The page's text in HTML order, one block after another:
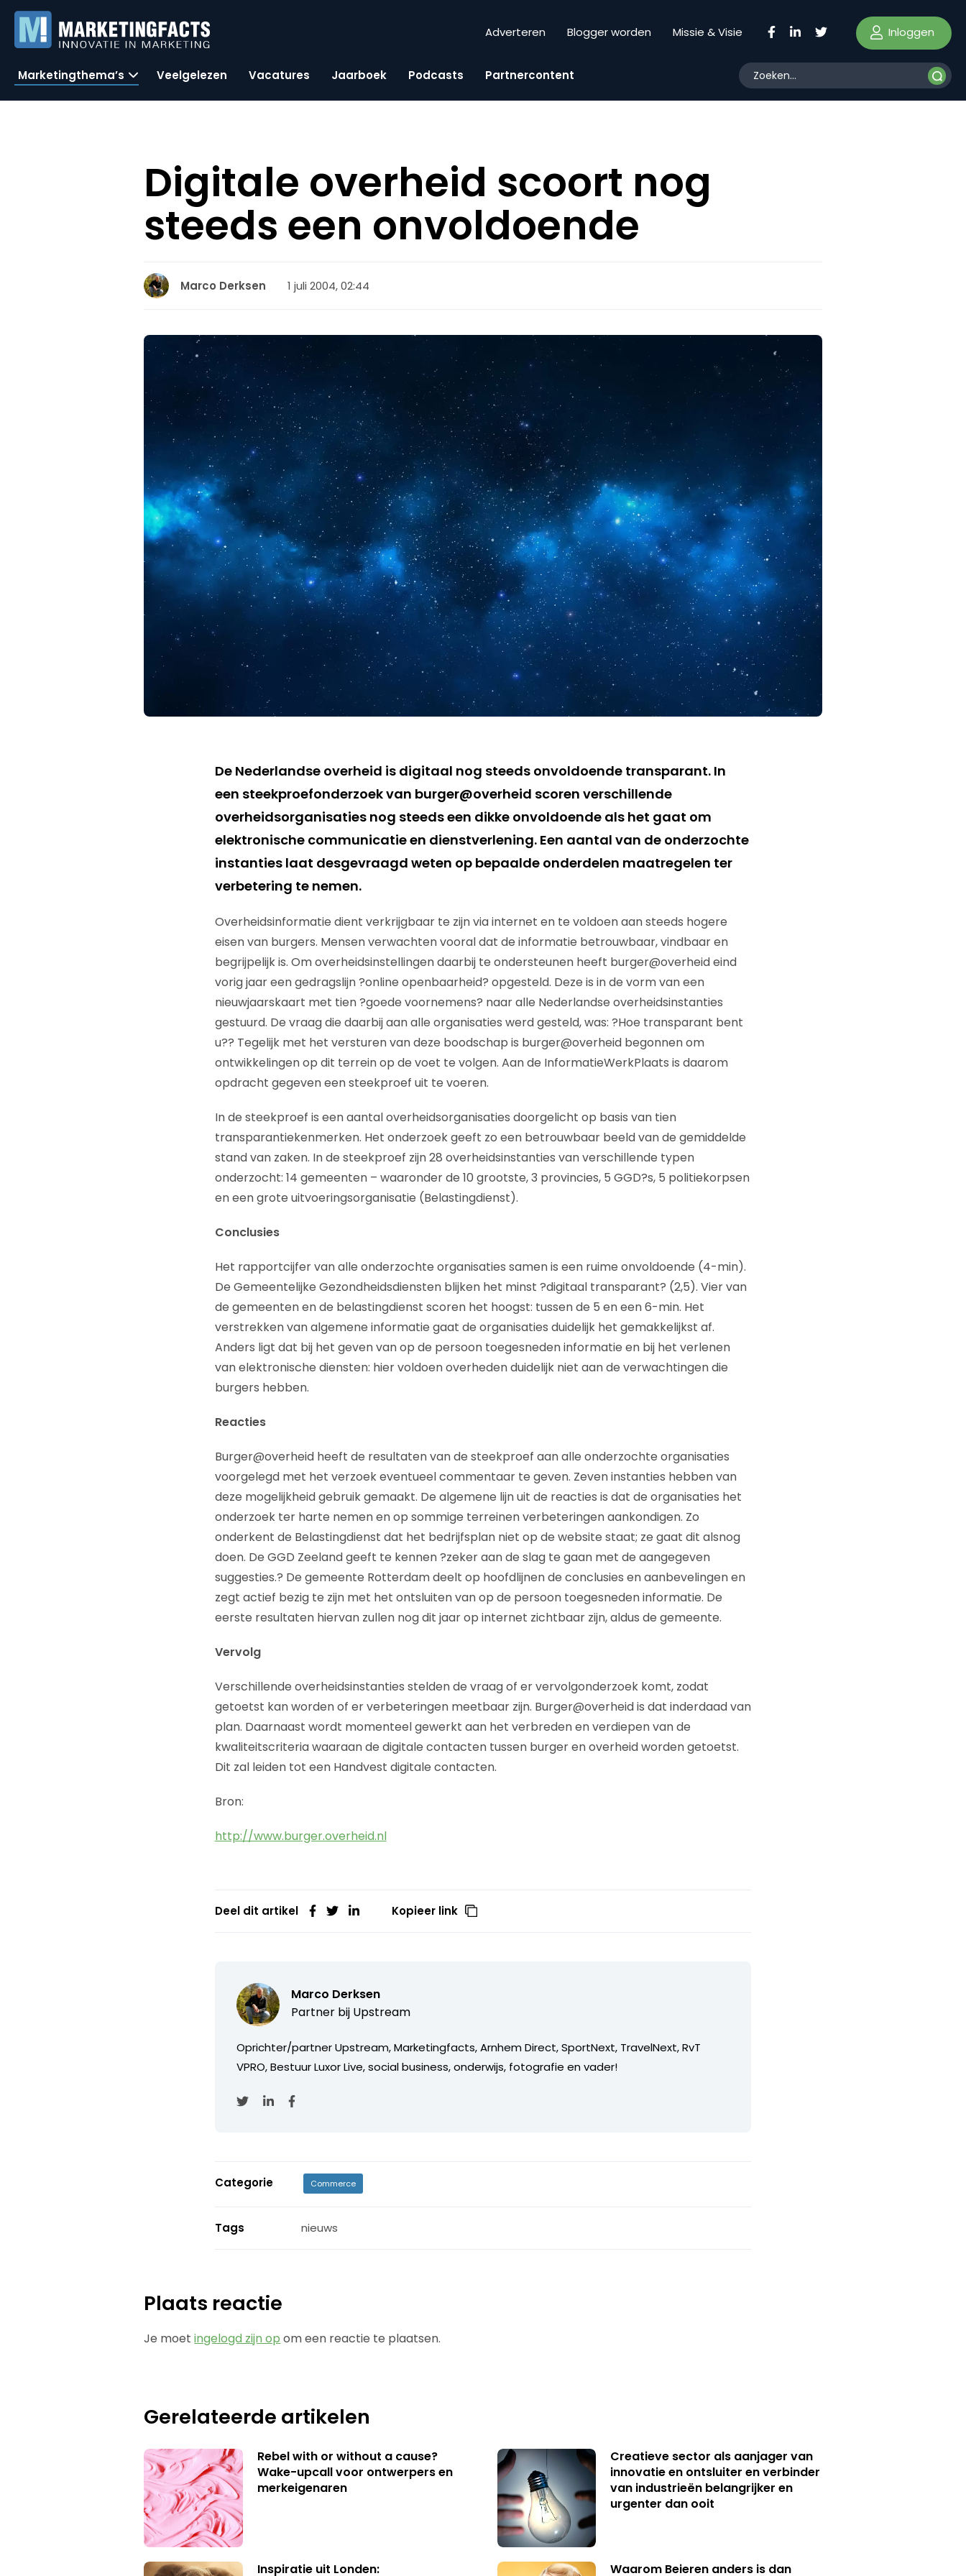
Adverteren Blogger worden Missie & Visie Inloggen
Marketingthema’s Veelgelezen Vacatures Jaarboek Podcasts Partnercontent
Digitale overheid scoort nog
steeds een onvoldoende
Marco Derksen 1 juli 2004, 02:44
De Nederlandse overheid is digitaal nog steeds onvoldoende transparant. In
een steekproefonderzoek van burger@overheid scoren verschillende
overheidsorganisaties nog steeds een dikke onvoldoende als het gaat om
elektronische communicatie en dienstverlening. Een aantal van de onderzochte
instanties laat desgevraagd weten op bepaalde onderdelen maatregelen ter
verbetering te nemen.
Overheidsinformatie dient verkrijgbaar te zijn via internet en te voldoen aan steeds hogere
eisen van burgers. Mensen verwachten vooral dat de informatie betrouwbaar, vindbaar en
begrijpelijk is. Om overheidsinstellingen daarbij te ondersteunen heeft burger@overheid eind
vorig jaar een gedragslijn ?online openbaarheid? opgesteld. Deze is in de vorm van een
nieuwjaarskaart met tien ?goede voornemens? naar alle Nederlandse overheidsinstanties
gestuurd. De vraag die daarbij aan alle organisaties werd gesteld, was: ?Hoe transparant bent
u?? Tegelijk met het versturen van deze boodschap is burger@overheid begonnen om
ontwikkelingen op dit terrein op de voet te volgen. Aan de InformatieWerkPlaats is daarom
opdracht gegeven een steekproef uit te voeren.
In de steekproef is een aantal overheidsorganisaties doorgelicht op basis van tien
transparantiekenmerken. Het onderzoek geeft zo een betrouwbaar beeld van de gemiddelde
stand van zaken. In de steekproef zijn 28 overheidsinstanties van verschillende typen
onderzocht: 14 gemeenten – waaronder de 10 grootste, 3 provincies, 5 GGD?s, 5 politiekorpsen
en een grote uitvoeringsorganisatie (Belastingdienst).
Conclusies
Het rapportcijfer van alle onderzochte organisaties samen is een ruime onvoldoende (4-min).
De Gemeentelijke Gezondheidsdiensten blijken het minst ?digitaal transparant? (2,5). Vier van
de gemeenten en de belastingdienst scoren het hoogst: tussen de 5 en een 6-min. Het
verstrekken van algemene informatie gaat de organisaties duidelijk het gemakkelijkst af.
Anders ligt dat bij het geven van op de persoon toegesneden informatie en bij het verlenen
van elektronische diensten: hier voldoen overheden duidelijk niet aan de verwachtingen die
burgers hebben.
Reacties
Burger@overheid heeft de resultaten van de steekproef aan alle onderzochte organisaties
voorgelegd met het verzoek eventueel commentaar te geven. Zeven instanties hebben van
deze mogelijkheid gebruik gemaakt. De algemene lijn uit de reacties is dat de organisaties het
onderzoek ter harte nemen en op sommige terreinen verbeteringen aankondigen. Zo
onderkent de Belastingdienst dat het bedrijfsplan niet op de website staat; ze gaat dit alsnog
doen. De GGD Zeeland geeft te kennen ?zeker aan de slag te gaan met de aangegeven
suggesties.? De gemeente Rotterdam deelt op hoofdlijnen de conclusies en aanbevelingen en
zegt actief bezig te zijn met het ontsluiten van op de persoon toegesneden informatie. De
eerste resultaten hiervan zullen nog dit jaar op internet zichtbaar zijn, aldus de gemeente.
Vervolg
Verschillende overheidsinstanties stelden de vraag of er vervolgonderzoek komt, zodat
getoetst kan worden of er verbeteringen meetbaar zijn. Burger@overheid is dat inderdaad van
plan. Daarnaast wordt momenteel gewerkt aan het verbreden en verdiepen van de
kwaliteitscriteria waaraan de digitale contacten tussen burger en overheid worden getoetst.
Dit zal leiden tot een Handvest digitale contacten.
Bron:
http://www.burger.overheid.nl
Deel dit artikel Kopieer link
Marco Derksen
Partner bij Upstream
Oprichter/partner Upstream, Marketingfacts, Arnhem Direct, SportNext, TravelNext, RvT
VPRO, Bestuur Luxor Live, social business, onderwijs, fotografie en vader!
Categorie Commerce
Tags nieuws
Plaats reactie
Je moetingelogd zijn op om een reactie te plaatsen.
Gerelateerde artikelen
Rebel with or without a cause?
Wake-upcall voor ontwerpers en
merkeigenaren
Creatieve sector als aanjager van
innovatie en ontsluiter en verbinder
van industrieën belangrijker en
urgenter dan ooit
Inspiratie uit Londen: Waarom Beieren anders is dan